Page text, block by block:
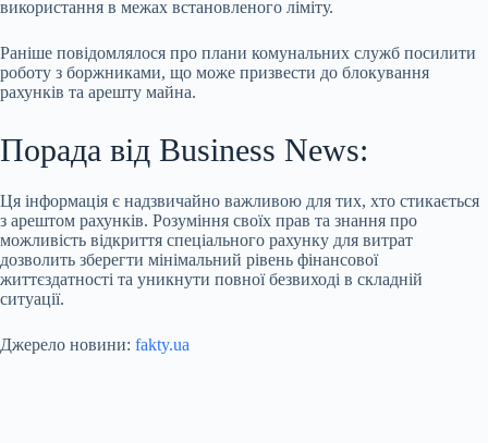
використання в межах встановленого ліміту.
Раніше повідомлялося про плани комунальних служб посилити
роботу з боржниками, що може призвести до блокування
рахунків та арешту майна.
Порада від Business News:
Ця інформація є надзвичайно важливою для тих, хто стикається
з арештом рахунків. Розуміння своїх прав та знання про
можливість відкриття спеціального рахунку для витрат
дозволить зберегти мінімальний рівень фінансової
життєздатності та уникнути повної безвиході в складній
ситуації.
Джерело новини: fakty.ua